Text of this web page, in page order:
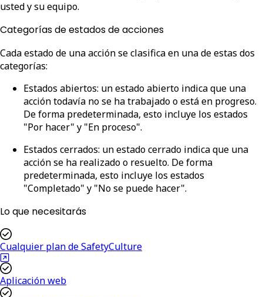
usted y su equipo.
Categorías de estados de acciones
Cada estado de una acción se clasifica en una de estas dos
categorías:
Estados abiertos: un estado abierto indica que una
acción todavía no se ha trabajado o está en progreso.
De forma predeterminada, esto incluye los estados
"Por hacer" y "En proceso".
Estados cerrados: un estado cerrado indica que una
acción se ha realizado o resuelto. De forma
predeterminada, esto incluye los estados
"Completado" y "No se puede hacer".
Lo que necesitarás
Cualquier plan de SafetyCulture
Aplicación web